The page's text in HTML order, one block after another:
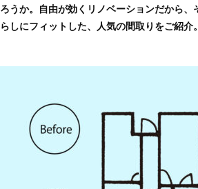
ろうか。自由が効くリノベーションだから
らしにフィットした、人気の間取りをご紹介。